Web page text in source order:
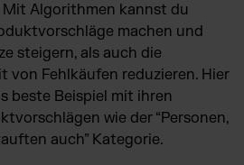
Mit Algorithmen kannst du
machen und
steigern, als auch die
von Fehlkäufen reduzieren. Hier
beste Beispiel mit ihren
wie der “Personen,
auch” Kategorie.